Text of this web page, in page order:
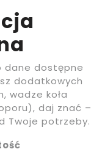
dane dostępne
dodatkowych
wadze koła
daj znać –
Twoje potrzeby.